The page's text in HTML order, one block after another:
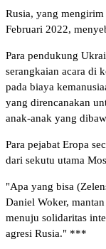
Rusia, yang
Februari 2022,
Para pendukung
serangkaian acara di
pada biaya
yang direncanakan
anak-anak yang
Para pejabat Eropa
dari sekutu utama
"Apa yang bisa
Daniel Woker,
menuju solidaritas
agresi Rusia." ***